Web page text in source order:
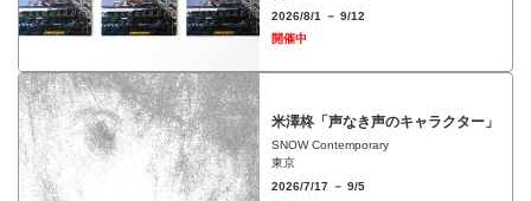
2026/8/1 － 9/12
開催中
米澤柊「声なき声のキャラクター」
SNOW Contemporary
東京
2026/7/17 － 9/5